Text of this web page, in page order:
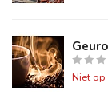
Niet op